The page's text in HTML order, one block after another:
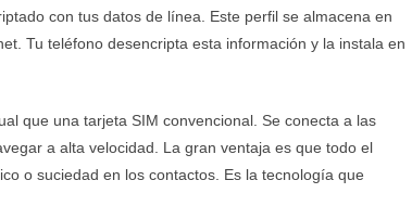
con tus datos de línea. Este perfil se almacena en
Tu teléfono desencripta esta información y la instala en
que una tarjeta SIM convencional. Se conecta a las
a alta velocidad. La gran ventaja es que todo el
o suciedad en los contactos. Es la tecnología que